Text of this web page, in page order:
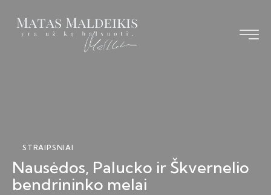
STRAIPSNIAI
Nausėdos, Palucko ir Škvernelio
bendrininko melai